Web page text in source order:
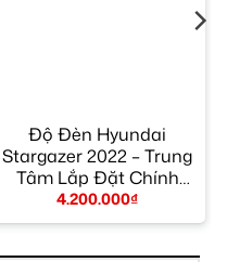
Độ Đèn Hyundai
Stargazer 2022 – Trung
Tâm Lắp Đặt Chính
Hãng Giá Tốt TPHCM
4.200.000₫